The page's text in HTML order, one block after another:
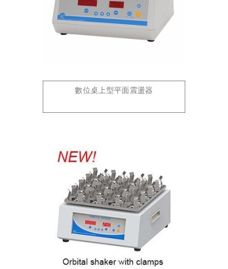
數位桌上型平面震盪器